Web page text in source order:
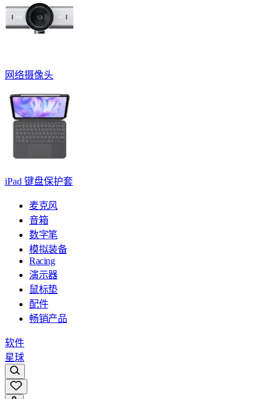
网络摄像头
iPad 键盘保护套
麦克风
音箱
数字笔
模拟装备
Racing
演示器
鼠标垫
配件
畅销产品
软件
星球